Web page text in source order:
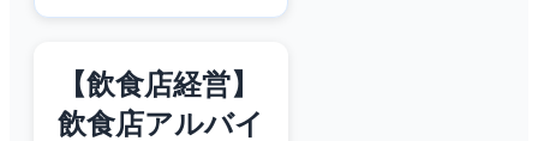
【飲食店経営】
飲食店アルバイ